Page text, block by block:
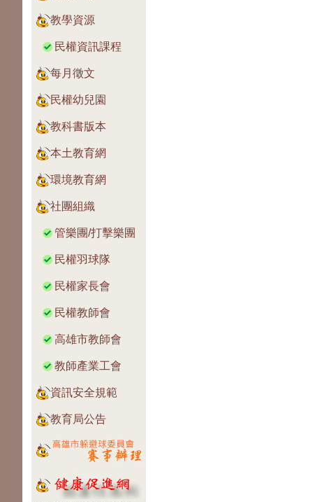
教學資源
民權資訊課程
每月徵文
民權幼兒園
教科書版本
本土教育網
環境教育網
社團組織
管樂團/打擊樂團
民權羽球隊
民權家長會
民權教師會
高雄市教師會
教師產業工會
資訊安全規範
教育局公告